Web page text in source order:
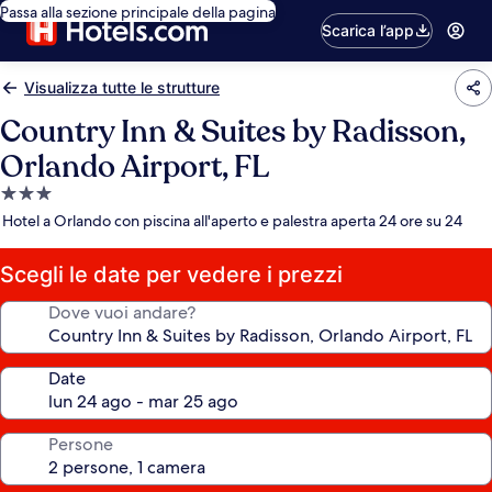
Passa alla sezione principale della pagina
Scarica l’app
Visualizza tutte le strutture
Country Inn & Suites by Radisson,
Orlando Airport, FL
Struttura
a
stelle
Hotel a Orlando con piscina all'aperto e palestra aperta 24 ore su 24
Scegli le date per vedere i prezzi
Dove vuoi andare?
Date
Persone